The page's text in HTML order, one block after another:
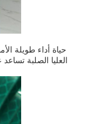
العليا الصلبة